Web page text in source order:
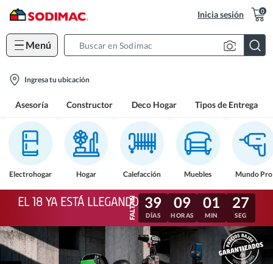
Inicia sesión 0
Menú
location-
Ingresa tu ubicación
Asesoría Constructor Deco Hogar Tipos de Entrega
Electrohogar Hogar Calefacción Muebles Mundo Pro
EL 18 YA ESTÁ LLEGANDO 39
DÍAS
09
HORAS
01
MIN
24
SEG